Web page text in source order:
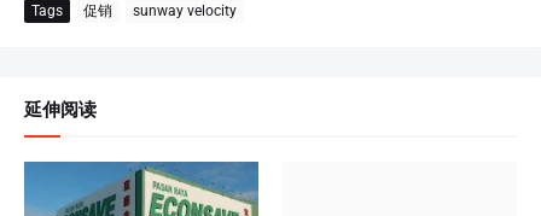
Tags 促销 sunway velocity
延伸阅读